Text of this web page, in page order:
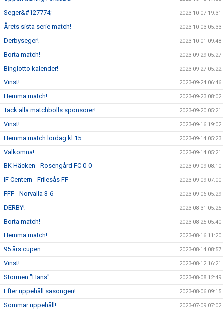
Seger&#127774; 2023-10-07 19:31
Årets sista serie match! 2023-10-03 05:33
Derbyseger! 2023-10-01 09:48
Borta match! 2023-09-29 05:27
Binglotto kalender! 2023-09-27 05:22
Vinst! 2023-09-24 06:46
Hemma match! 2023-09-23 08:02
Tack alla matchbolls sponsorer! 2023-09-20 05:21
Vinst! 2023-09-16 19:02
Hemma match lördag kl.15 2023-09-14 05:23
Välkomna! 2023-09-14 05:21
BK Häcken - Rosengård FC 0-0 2023-09-09 08:10
IF Centern - Frilesås FF 2023-09-09 07:00
FFF - Norvalla 3-6 2023-09-06 05:29
DERBY! 2023-08-31 05:25
Borta match! 2023-08-25 05:40
Hemma match! 2023-08-16 11:20
95 års cupen 2023-08-14 08:57
Vinst! 2023-08-12 16:21
Stormen "Hans" 2023-08-08 12:49
Efter uppehåll säsongen! 2023-08-06 09:15
Sommar uppehåll! 2023-07-09 07:02